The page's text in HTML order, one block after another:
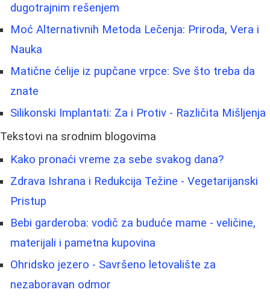
dugotrajnim rešenjem
Moć Alternativnih Metoda Lečenja: Priroda, Vera i
Nauka
Matične ćelije iz pupčane vrpce: Sve što treba da
znate
Silikonski Implantati: Za i Protiv - Različita Mišljenja
Tekstovi na srodnim blogovima
Kako pronaći vreme za sebe svakog dana?
Zdrava Ishrana i Redukcija Težine - Vegetarijanski
Pristup
Bebi garderoba: vodič za buduće mame - veličine,
materijali i pametna kupovina
Ohridsko jezero - Savršeno letovalište za
nezaboravan odmor